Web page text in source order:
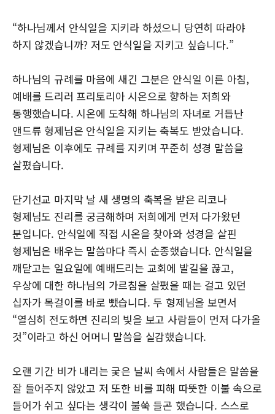
“하나님께서 안식일을 지키라 하셨으니 당연히 따라야
하지 않겠습니까? 저도 안식일을 지키고 싶습니다.”
하나님의 규례를 마음에 새긴 그분은 안식일 이른 아침,
예배를 드리러 프리토리아 시온으로 향하는 저희와
동행했습니다. 시온에 도착해 하나님의 자녀로 거듭난
앤드류 형제님은 안식일을 지키는 축복도 받았습니다.
형제님은 이후에도 규례를 지키며 꾸준히 성경 말씀을
살폈습니다.
단기선교 마지막 날 새 생명의 축복을 받은 리코나
형제님도 진리를 궁금해하며 저희에게 먼저 다가왔던
분입니다. 안식일에 직접 시온을 찾아와 성경을 살핀
형제님은 배우는 말씀마다 즉시 순종했습니다. 안식일을
깨닫고는 일요일에 예배드리는 교회에 발길을 끊고,
우상에 대한 하나님의 가르침을 살폈을 때는 걸고 있던
십자가 목걸이를 바로 뺐습니다. 두 형제님을 보면서
“열심히 전도하면 진리의 빛을 보고 사람들이 먼저 다가올
것”이라고 하신 어머니 말씀을 실감했습니다.
오랜 기간 비가 내리는 궂은 날씨 속에서 사람들은 말씀을
잘 들어주지 않았고 저 또한 비를 피해 따뜻한 이불 속으로
들어가 쉬고 싶다는 생각이 불쑥 들곤 했습니다. 스스로